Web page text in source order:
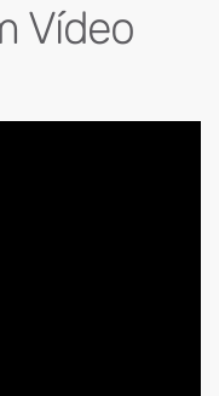
Vídeo